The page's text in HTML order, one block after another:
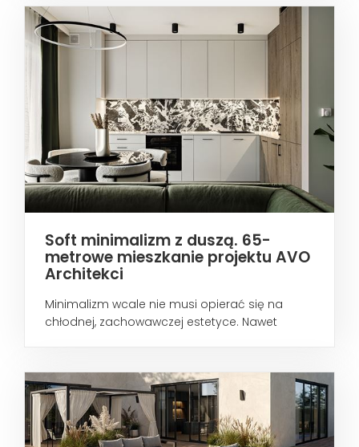
Soft minimalizm z duszą. 65-
metrowe mieszkanie projektu AVO
Architekci
Minimalizm wcale nie musi opierać się na
chłodnej, zachowawczej estetyce. Nawet